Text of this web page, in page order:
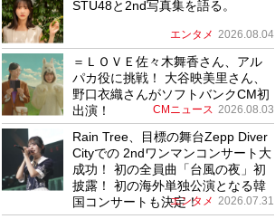
STU48と2nd写真集を語る。
エンタメ 2026.08.04
＝ＬＯＶＥ佐々木舞香さん、アル
パカ役に挑戦！ 大谷映美里さん、
野口衣織さんがソフトバンクCM初
出演！
CMニュース 2026.08.03
Rain Tree、目標の舞台Zepp Diver
Cityでの 2ndワンマンコンサート大
成功！ 初の全員曲「台風の夜」初
披露！ 初の海外単独公演となる韓
国コンサートも決定！
エンタメ 2026.07.31